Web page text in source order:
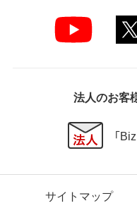
法人のお客
「
サイトマップ